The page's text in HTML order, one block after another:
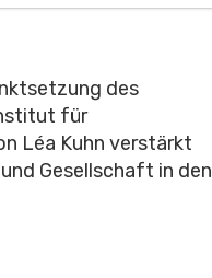
des
für
Léa Kuhn verstärkt
Gesellschaft in den